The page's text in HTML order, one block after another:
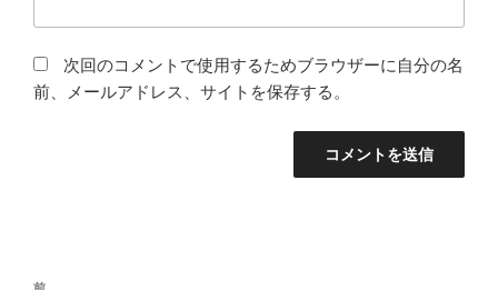
次回のコメントで使用するためブラウザーに自分の名
前、メールアドレス、サイトを保存する。
投